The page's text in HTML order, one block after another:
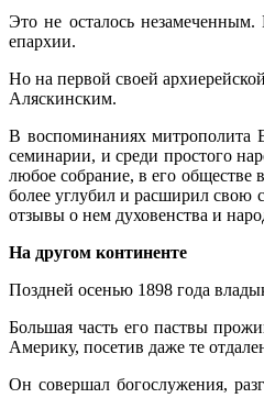
Это не осталось
епархии.
Но на первой своей
Аляскинским.
В воспоминаниях митрополита
семинарии, и среди простого
любое собрание, в его обществе
более углубил и расширил свою
отзывы о нем духовенства и
На другом континенте
Поздней осенью 1898 года
Большая часть его паствы
Америку, посетив даже те
Он совершал богослужения,